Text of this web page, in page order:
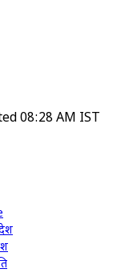
08:28 AM IST